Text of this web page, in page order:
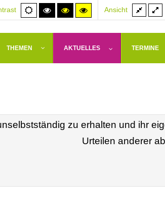
Normale
Ansicht
Hoher
Kontrast
Hoher
Kontrast
Hoher
Kontrast
Ansicht
Feste
Breite
THEMEN AKTUELLES TERMINE
zu erhalten und ihr
Urteilen anderer